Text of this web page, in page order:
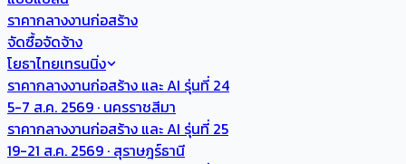
ราคากลางงานก่อสร้าง
จัดซื้อจัดจ้าง
โยธาไทยเทรนนิ่ง
ราคากลางงานก่อสร้าง และ AI รุ่นที่ 24
5-7 ส.ค. 2569 · นครราชสีมา
ราคากลางงานก่อสร้าง และ AI รุ่นที่ 25
19-21 ส.ค. 2569 · สุราษฎร์ธานี